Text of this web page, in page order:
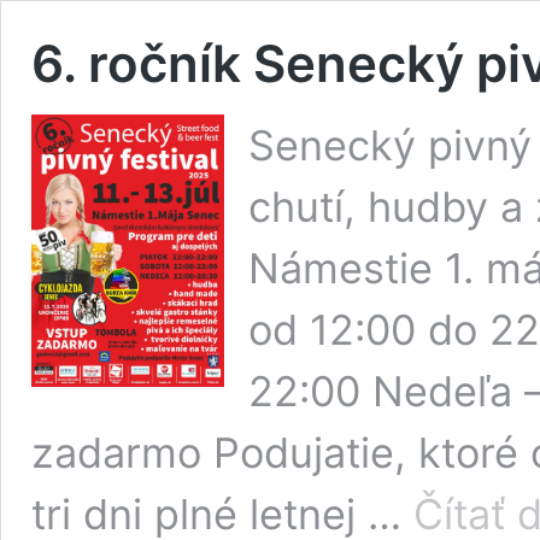
6. ročník Senecký
Senecký
chutí, hudby a
Námestie 1.
od 12:00 do
22:00 Nedeľa
zadarmo Podujatie,
tri dni plné letnej … Čítať